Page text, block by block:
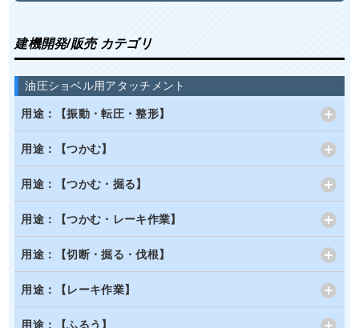
建機開発/販売 カテゴリ
油圧ショベル用アタッチメント
用途：【振動・転圧・整形】
用途：【つかむ】
用途：【つかむ・掘る】
用途：【つかむ・レーキ作業】
用途：【切断・掘る・伐根】
用途：【レーキ作業】
用途：【ふるう】